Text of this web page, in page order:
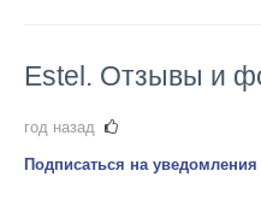
Estel. Отзывы и
год назад
Подписаться на